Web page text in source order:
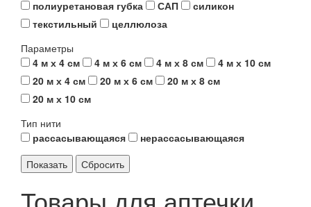
полиуретановая губка
САП
силикон
текстильный
целлюлоза
Параметры
4 м х 4 см
4 м х 6 см 4 м х 8 см
4 м х 10 см
20 м х 4 см
20 м х 6 см
20 м х 8 см
20 м х 10 см
Тип нити
рассасывающаяся
нерассасывающаяся